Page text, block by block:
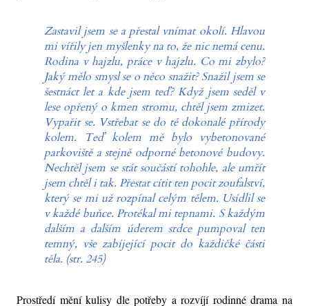
Zastavil jsem se a přestal vnímat okolí. Hlavou
mi vířily jen myšlenky na to, že nic nemá cenu.
Rodina v hajzlu, práce v hajzlu. Co mi zbylo?
Jaký mělo smysl se o něco snažit? Snažil jsem se
šestnáct let a kde jsem teď? Když jsem seděl v
lese opřený o kmen stromu, chtěl jsem zmizet.
Vypařit se. Vstřebat se do té dokonalé přírody
kolem. Teď kolem mě bylo vybetonované
parkoviště a stejně odporné betonové budovy.
Nechtěl jsem se stát součástí tohohle, ale umřít
jsem chtěl i tak. Přestat cítit ten pocit zoufalství,
který se mi už rozpínal celým tělem. Usídlil se
v každé buňce. Protékal mi tepnami. S každým
dalším a dalším úderem srdce pumpoval ten
temný, vše zabíjející pocit do každičké části
těla. (str. 245)
Prostředí mění kulisy dle potřeby a rozvíjí rodinné drama na